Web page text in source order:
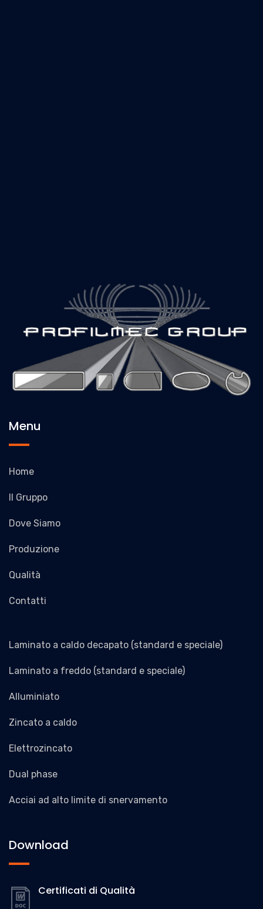
Menu
Home
Il Gruppo
Dove Siamo
Produzione
Qualità
Contatti
Laminato a caldo decapato (standard e speciale)
Laminato a freddo (standard e speciale)
Alluminiato
Zincato a caldo
Elettrozincato
Dual phase
Acciai ad alto limite di snervamento
Download
Certificati di Qualità